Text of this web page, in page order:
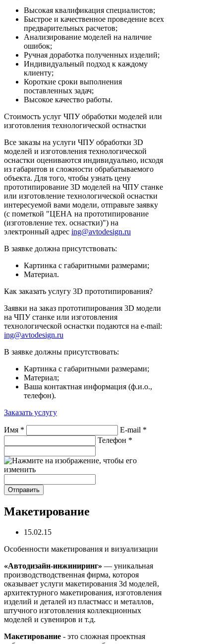
Высокая квалификация специалистов;
Быстрое и качественное проведение всех
предварительных расчетов;
Анализирование моделей на наличие
ошибок;
Ручная доработка полученных изделий;
Индивидуальный подход к каждому
клиенту;
Короткие сроки выполнения
поставленных задач;
Высокое качество работы.
Стоимость услуг ЧПУ обработки моделей или
изготовления технологической остнастки
Все заказы на услуги ЧПУ обработки 3D
моделей и изготовления технологической
оснастки оцениваются индивидуально, исходя
из габаритов и сложности обрабатываемого
объекта. Для того, чтобы узнать цену
прототипирование 3D моделей на ЧПУ станке
или изготовление технологической оснастки
интересуемой вами модели, отправьте заявку
(с пометкой "ЦЕНА на прототипирование
(изготовление тех. оснастки)") на
электронный адрес ing@avtodesign.ru
В заявке должна присутствовать:
Картинка с габаритными размерами;
Материал.
Как заказать услугу 3D прототипирования?
Заявки на заказ прототипирования 3D модели
на ЧПУ станке или изготовления
технологической оснастки подаются на e-mail:
ing@avtodesign.ru
В заявке должны присутствовать:
Картинка с габаритными размерами;
Материал;
Ваша контактная информация (ф.и.о.,
телефон).
Заказать услугу
Имя * E-mail *
Телефон *
Макетирование
15.02.15
Особенности макетирования и визуализации
«Автодизайн-инжиниринг» — уникальная
производстводственная фирма, котороя
оказывает услуги макетирования 3d моделей,
архитектурного макетирования, изготовления
изделий и деталей из пластмасс и металлов,
штучного изготовления коллекционных
моделей и сувениров и т.д.
Мaкeтировaние - это сложная проектная